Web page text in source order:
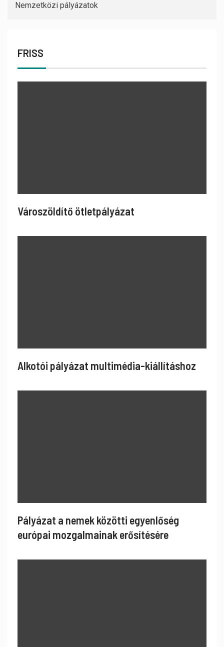
Nemzetközi pályázatok
FRISS
Városzöldítő ötletpályázat
Alkotói pályázat multimédia-kiállításhoz
Pályázat a nemek közötti egyenlőség
európai mozgalmainak erősítésére